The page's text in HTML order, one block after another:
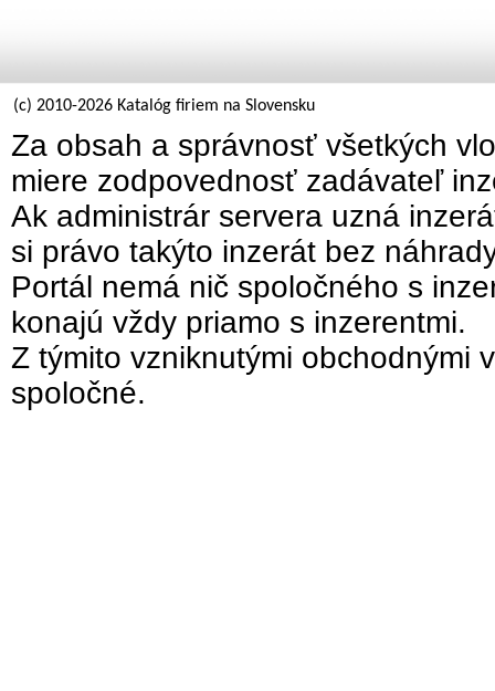
(c) 2010-2026 Katalóg firiem na Slovensku
Za obsah a správnosť všetkých
miere zodpovednosť zadávateľ
Ak administrár servera uzná
si právo takýto inzerát bez
Portál nemá nič spoločného s
konajú vždy priamo s inzerentmi.
Z týmito vzniknutými obchodnými
spoločné.